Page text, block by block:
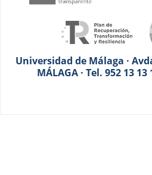
Universidad de Málaga ·
MÁLAGA · Tel. 952 13